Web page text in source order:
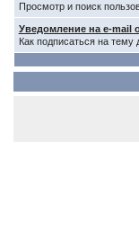
Просмотр и поиск
Уведомление на e-mail
Как подписаться на тему